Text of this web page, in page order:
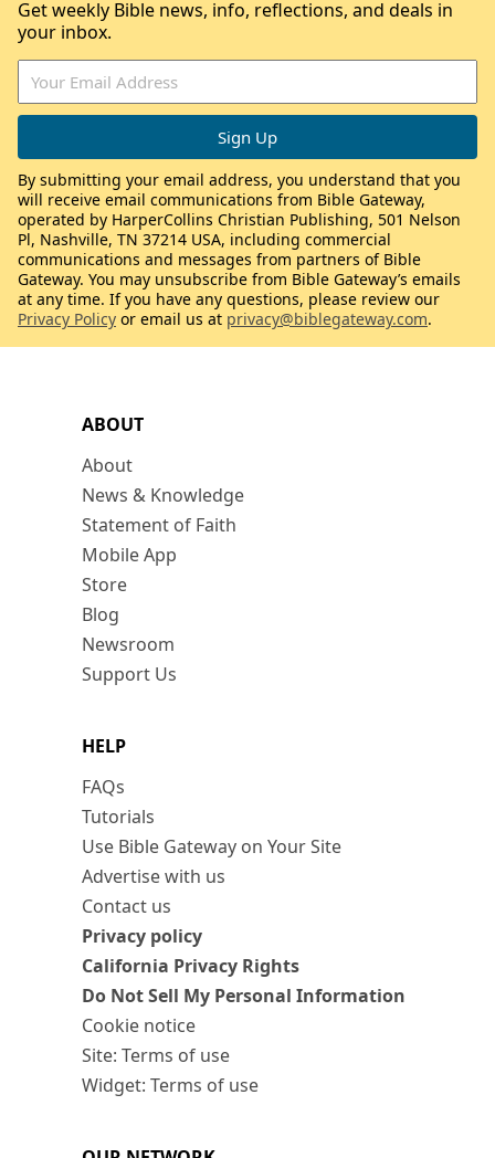
ABOUT
About
News & Knowledge
Statement of Faith
Mobile App
Store
Blog
Newsroom
Support Us
HELP
FAQs
Tutorials
Use Bible Gateway on Your Site
Advertise with us
Contact us
Privacy policy
California Privacy Rights
Do Not Sell My Personal Information
Cookie notice
Site: Terms of use
Widget: Terms of use
Get weekly Bible news, info, reflections, and deals in
your inbox.
By submitting your email address, you understand that you
will receive email communications from Bible Gateway,
operated by HarperCollins Christian Publishing, 501 Nelson
Pl, Nashville, TN 37214 USA, including commercial
communications and messages from partners of Bible
Gateway. You may unsubscribe from Bible Gateway’s emails
at any time. If you have any questions, please review our
Privacy Policy or email us at privacy@biblegateway.com.